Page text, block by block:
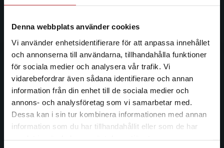
Denna webbplats använder cookies
Vi använder enhetsidentifierare för att anpassa innehållet
och annonserna till användarna, tillhandahålla funktioner
för sociala medier och analysera vår trafik. Vi
vidarebefordrar även sådana identifierare och annan
information från din enhet till de sociala medier och
annons- och analysföretag som vi samarbetar med.
Dessa kan i sin tur kombinera informationen med annan
information som du har tillhandahållit eller som de har
Begränsad fraktregion
Det verkar som att du besöker
studentlitteratur.se via en enhet utanför Sverige.
längs hela kunskapsresan.
Kontakta oss
Kontakta oss
046-31 20 00
Postadress:
Box 141
221 00 Lund